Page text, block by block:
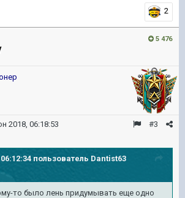
2
5 476
#3
2018, 06:18:53
пользователь Dantist63
то было лень придумывать еще одно